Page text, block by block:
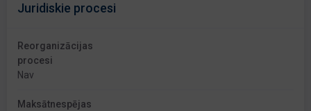
Juridiskie procesi
Reorganizācijas
procesi
Nav
Maksātnespējas